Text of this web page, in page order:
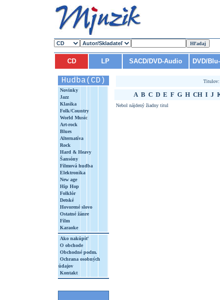
CD LP SACD/DVD-Audio DVD/
Hudba(CD)
Novinky
Jazz
Klasika
Folk/Country
World Music
Art-rock
Blues
Alternatíva
Rock
Hard & Heavy
Šansóny
Filmová hudba
Elektronika
New age
Hip Hop
Folklór
Detské
Hovorené slovo
Ostatné žánre
Film
Karaoke
Ako nakúpiť
O obchode
Obchodné podm.
Ochrana osobných
údajov
Kontakt
A B C D E F G H CH I J
Nebol nájdený žiadny titul